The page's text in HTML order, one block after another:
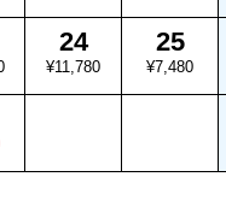
24
¥11,780
25
¥7,480